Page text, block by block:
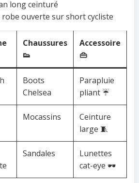
long ceinturé
robe ouverte sur short cycliste
Chaussures
👟
Accessoire
👜
Boots
Chelsea
Parapluie
pliant ☔
Mocassins
Ceinture
large 🧵
Sandales
Lunettes
cat-eye 🕶️